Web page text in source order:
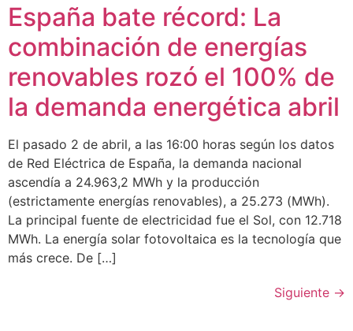
España bate récord: La
combinación de energías
renovables rozó el 100% de
la demanda energética abril
El pasado 2 de abril, a las 16:00 horas según los datos
de Red Eléctrica de España, la demanda nacional
ascendía a 24.963,2 MWh y la producción
(estrictamente energías renovables), a 25.273 (MWh).
La principal fuente de electricidad fue el Sol, con 12.718
MWh. La energía solar fotovoltaica es la tecnología que
más crece. De […]
Siguiente →